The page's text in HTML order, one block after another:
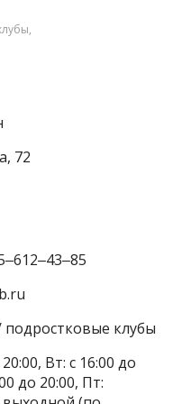
,
72
подростковые клубы
Вт: с 16:00 до
до 20:00, Пт: